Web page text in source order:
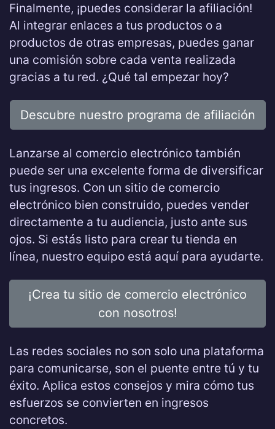
Finalmente, ¡puedes considerar la afiliación!
Al integrar enlaces a tus productos o a
productos de otras empresas, puedes ganar
una comisión sobre cada venta realizada
gracias a tu red. ¿Qué tal empezar hoy?
Descubre nuestro programa de afiliación
Lanzarse al comercio electrónico también
puede ser una excelente forma de diversificar
tus ingresos. Con un sitio de comercio
electrónico bien construido, puedes vender
directamente a tu audiencia, justo ante sus
ojos. Si estás listo para crear tu tienda en
línea, nuestro equipo está aquí para ayudarte.
¡Crea tu sitio de comercio electrónico
con nosotros!
Las redes sociales no son solo una plataforma
para comunicarse, son el puente entre tú y tu
éxito. Aplica estos consejos y mira cómo tus
esfuerzos se convierten en ingresos
concretos.